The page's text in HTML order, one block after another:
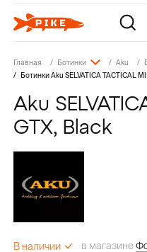
Главная Ботинки Aku
Ботинки Aku SELVATICA TACTICAL
Aku
GTX, Black
В наличии в магазине